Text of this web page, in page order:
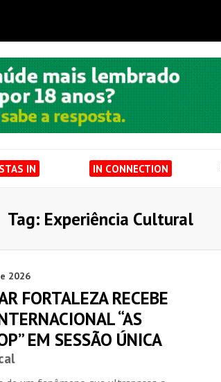
IN IN CONNECTION
Tag: Experiência Cultural
2026
FORTALEZA RECEBE
“AS
EM SESSÃO ÚNICA